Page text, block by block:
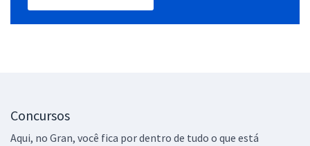
Concursos
Aqui, no Gran, você fica por dentro de tudo o que está